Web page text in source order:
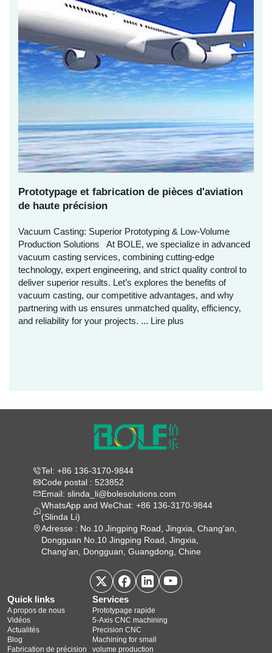
Prototypage et fabrication de pièces d'aviation
de haute précision
Vacuum Casting: Superior Prototyping & Low-Volume
Production Solutions At BOLE, we specialize in advanced
vacuum casting services, combining cutting-edge
technology, expert engineering, and strict quality control to
deliver superior results. Let’s explores the benefits of
vacuum casting, our competitive advantages, and why
partnering with us ensures unmatched quality, efficiency,
and reliability for your projects. ... Lire plus
Tel: +86 136-3170-9844
Code postal : 523852
Email: slinda_li@bolesolutions.com
WhatsApp and WeChat: +86 136-3170-9844
(Slinda Li)
Adresse : No.10 Jingping Road, Jingxia, Chang'an,
Dongguan No.10 Jingping Road, Jingxia,
Chang'an, Dongguan, Guangdong, Chine
Quick links
A propos de nous
Vidéos
Actualités
Blog
Fabrication de précision
Services
Prototypage rapide
5‑Axis CNC machining
Precision CNC
Machining for small
volume production